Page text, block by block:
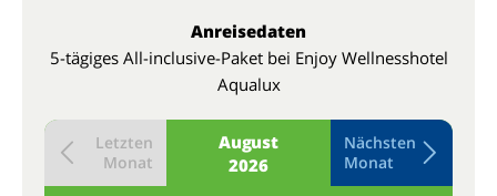
Anreisedaten
5-tägiges All-inclusive-Paket bei Enjoy Wellnesshotel
Aqualux
August
2026
Letzten
Monat
Nächsten
Monat